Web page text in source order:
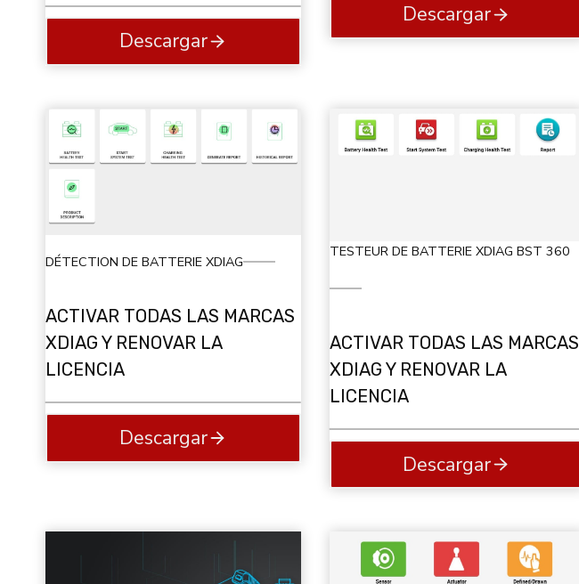
Descargar
Descargar
DÉTECTION DE BATTERIE XDIAG
ACTIVAR TODAS LAS MARCAS
XDIAG Y RENOVAR LA
LICENCIA
Descargar
TESTEUR DE BATTERIE XDIAG BST 360
ACTIVAR TODAS LAS MARCAS
XDIAG Y RENOVAR LA
LICENCIA
Descargar